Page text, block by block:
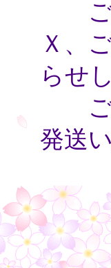
ご
Ｘ、
らせ
ご
発送
・